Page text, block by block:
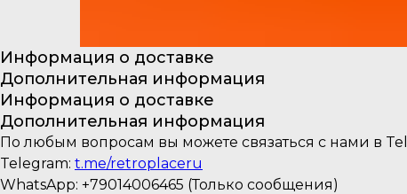
Информация о доставке
Дополнительная информация
Информация о доставке
Дополнительная информация
По любым вопросам вы можете связаться с нами в
Telegram: t.me/retroplaceru
WhatsApp: +79014006465 (Только сообщения)